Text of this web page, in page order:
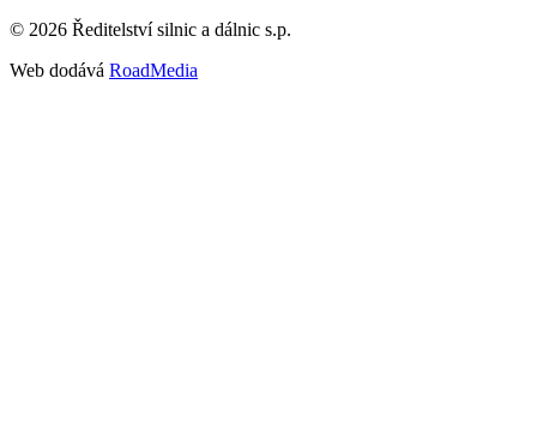
© 2026 Ředitelství silnic a dálnic s.p.
Web dodává RoadMedia